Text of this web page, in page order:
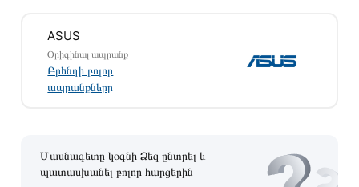
ASUS
Օրիգինալ ապրանք
Բրենդի բոլոր
ապրանքները
Մասնագետը կօգնի Ձեզ ընտրել և
պատասխանել բոլոր հարցերին